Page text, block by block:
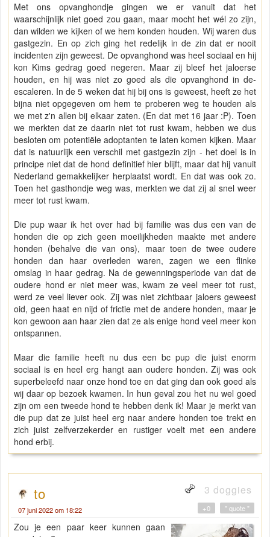
Met ons opvanghondje gingen we er vanuit dat het
waarschijnlijk niet goed zou gaan, maar mocht het wél zo zijn,
dan wilden we kijken of we hem konden houden. Wij waren dus
gastgezin. En op zich ging het redelijk in de zin dat er nooit
incidenten zijn geweest. De opvanghond was heel sociaal en hij
kon Kims gedrag goed negeren. Maar zij bleef het jaloerse
houden, en hij was niet zo goed als die opvanghond in de-
escaleren. In de 5 weken dat hij bij ons is geweest, heeft ze het
bijna niet opgegeven om hem te proberen weg te houden als
we met z'n allen bij elkaar zaten. (En dat met 16 jaar :P). Toen
we merkten dat ze daarin niet tot rust kwam, hebben we dus
besloten om potentiële adoptanten te laten komen kijken. Maar
dat is natuurlijk een verschil met gastgezin zijn - het doel is in
principe niet dat de hond definitief hier blijft, maar dat hij vanuit
Nederland gemakkelijker herplaatst wordt. En dat was ook zo.
Toen het gasthondje weg was, merkten we dat zij al snel weer
meer tot rust kwam.
Die pup waar ik het over had bij familie was dus een van de
honden die op zich geen moeilijkheden maakte met andere
honden (behalve die van ons), maar toen de twee oudere
honden dan haar overleden waren, zagen we een flinke
omslag in haar gedrag. Na de gewenningsperiode van dat de
oudere hond er niet meer was, kwam ze veel meer tot rust,
werd ze veel liever ook. Zij was niet zichtbaar jaloers geweest
oid, geen haat en nijd of frictie met de andere honden, maar je
kon gewoon aan haar zien dat ze als enige hond veel meer kon
ontspannen.
Maar die familie heeft nu dus een bc pup die juist enorm
sociaal is en heel erg hangt aan oudere honden. Zij was ook
superbeleefd naar onze hond toe en dat ging dan ook goed als
wij daar op bezoek kwamen. In hun geval zou het nu wel goed
zijn om een tweede hond te hebben denk ik! Maar je merkt van
die pup dat ze juist heel erg naar andere honden toe trekt en
zich juist zelfverzekerder en rustiger voelt met een andere
hond erbij.
to 3 doggies
07 juni 2022 om 18:22 " quote "
+0
Zou je een paar keer kunnen gaan